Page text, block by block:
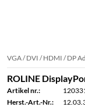
VGA / DVI / HDMI / DP
ROLINE
Artikel nr.:
Herst.-Art.-Nr.: